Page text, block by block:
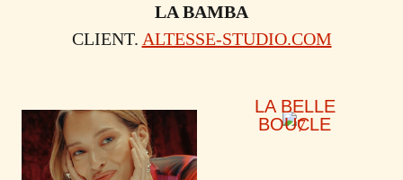
LA BAMBA
CLIENT. ALTESSE-STUDIO.COM
LA BELLE
BOUCLE